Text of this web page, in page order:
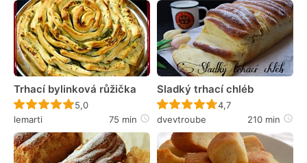
Trhací bylinková růžička
Recept ještě nebyl hodnocen
5,0
lemarti
75 min
Sladký trhací chléb
Recept ještě nebyl
4,7
dvevtroube
210 min